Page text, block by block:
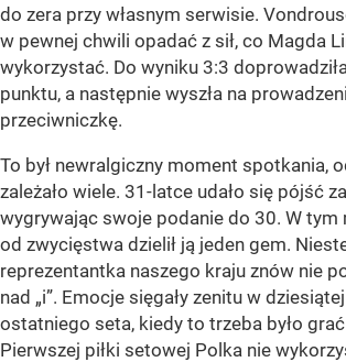
do zera przy własnym serwisie.
w pewnej chwili opadać z sił, co Magda
wykorzystać. Do wyniku 3:3
punktu, a następnie wyszła na
przeciwniczkę.
To był newralgiczny moment spotkania,
zależało wiele. 31-latce udało się pójść
wygrywając swoje podanie do 30. W tym
od zwycięstwa dzielił ją jeden gem.
reprezentantka naszego kraju znów nie
nad „i”. Emocje sięgały zenitu w
ostatniego seta, kiedy to trzeba było
Pierwszej piłki setowej Polka nie